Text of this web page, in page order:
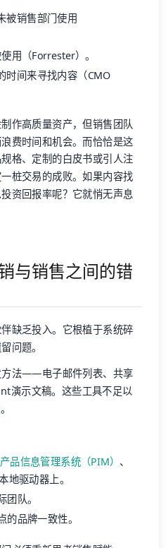
被销售部门使用
用（Forrester）。
时间来寻找内容（CMO
作高质量资产，但销售团队
费时间和机会。而恰恰是这
格、定制的白皮书或引人注
桩交易的成败。如果内容找
资回报率呢？它就悄无声息
与销售之间的错
缺乏投入。它根植于系统碎
问题。
方法——电子邮件列表、共享
演示文稿。这些工具不足以
产品信息管理系统（PIM） 、
地驱动器上。
队。
品牌一致性。